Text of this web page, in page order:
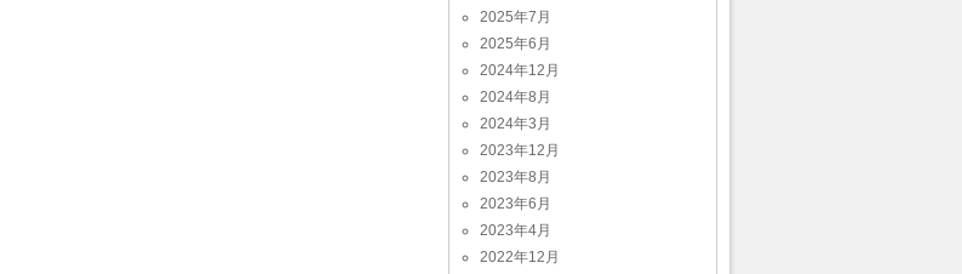
2025年7月
2025年6月
2024年12月
2024年8月
2024年3月
2023年12月
2023年8月
2023年6月
2023年4月
2022年12月